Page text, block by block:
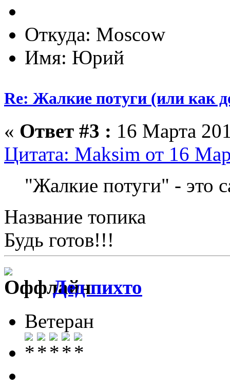
Откуда: Moscow
Имя: Юрий
Re: Жалкие потуги (или как
« Ответ #3 : 16 Марта
Цитата: Maksim от 16
"Жалкие потуги" - это
Название топика
Будь готов!!!
Дед пихто
Ветеран